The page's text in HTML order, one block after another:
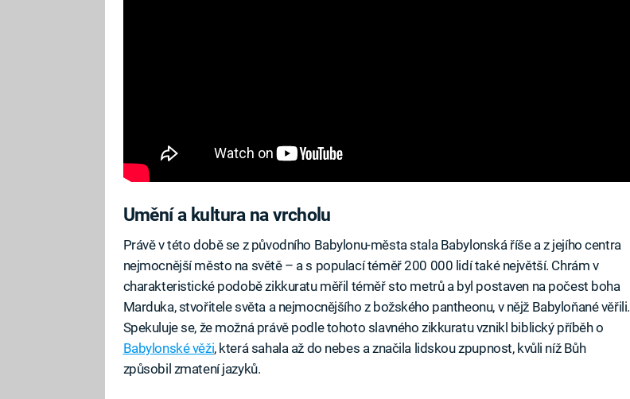
Umění a kultura na vrcholu
Právě v této době se z původního Babylonu-města stala Babylonská říše a z jejího centra
nejmocnější město na světě – a s populací téměř 200 000 lidí také největší. Chrám v
charakteristické podobě zikkuratu měřil téměř sto metrů a byl postaven na počest boha
Marduka, stvořitele světa a nejmocnějšího z božského pantheonu, v nějž Babyloňané věřili.
Spekuluje se, že možná právě podle tohoto slavného zikkuratu vznikl biblický příběh o
Babylonské věži, která sahala až do nebes a značila lidskou zpupnost, kvůli níž Bůh
způsobil zmatení jazyků.